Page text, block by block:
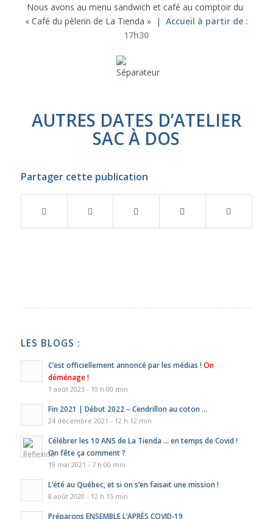
Nous avons au menu sandwich et café au comptoir du
« Café du pèlerin de La Tienda » | Accueil à partir de :
17h30
AUTRES DATES D’ATELIER
SAC À DOS
Partager cette publication
LES BLOGS :
C’est officiellement annoncé par les médias ! On
déménage !
1 août 2023 - 10 h 00 min
Fin 2021 | Début 2022 – Cendrillon au coton …
24 décembre 2021 - 12 h 12 min
Célébrer les 10 ANS de La Tienda … en temps de Covid !
On fête ça comment ?
19 mai 2021 - 7 h 00 min
L’été au Québec, et si on s’en faisait une mission !
8 août 2020 - 12 h 15 min
Préparons ENSEMBLE L’APRÈS COVID-19